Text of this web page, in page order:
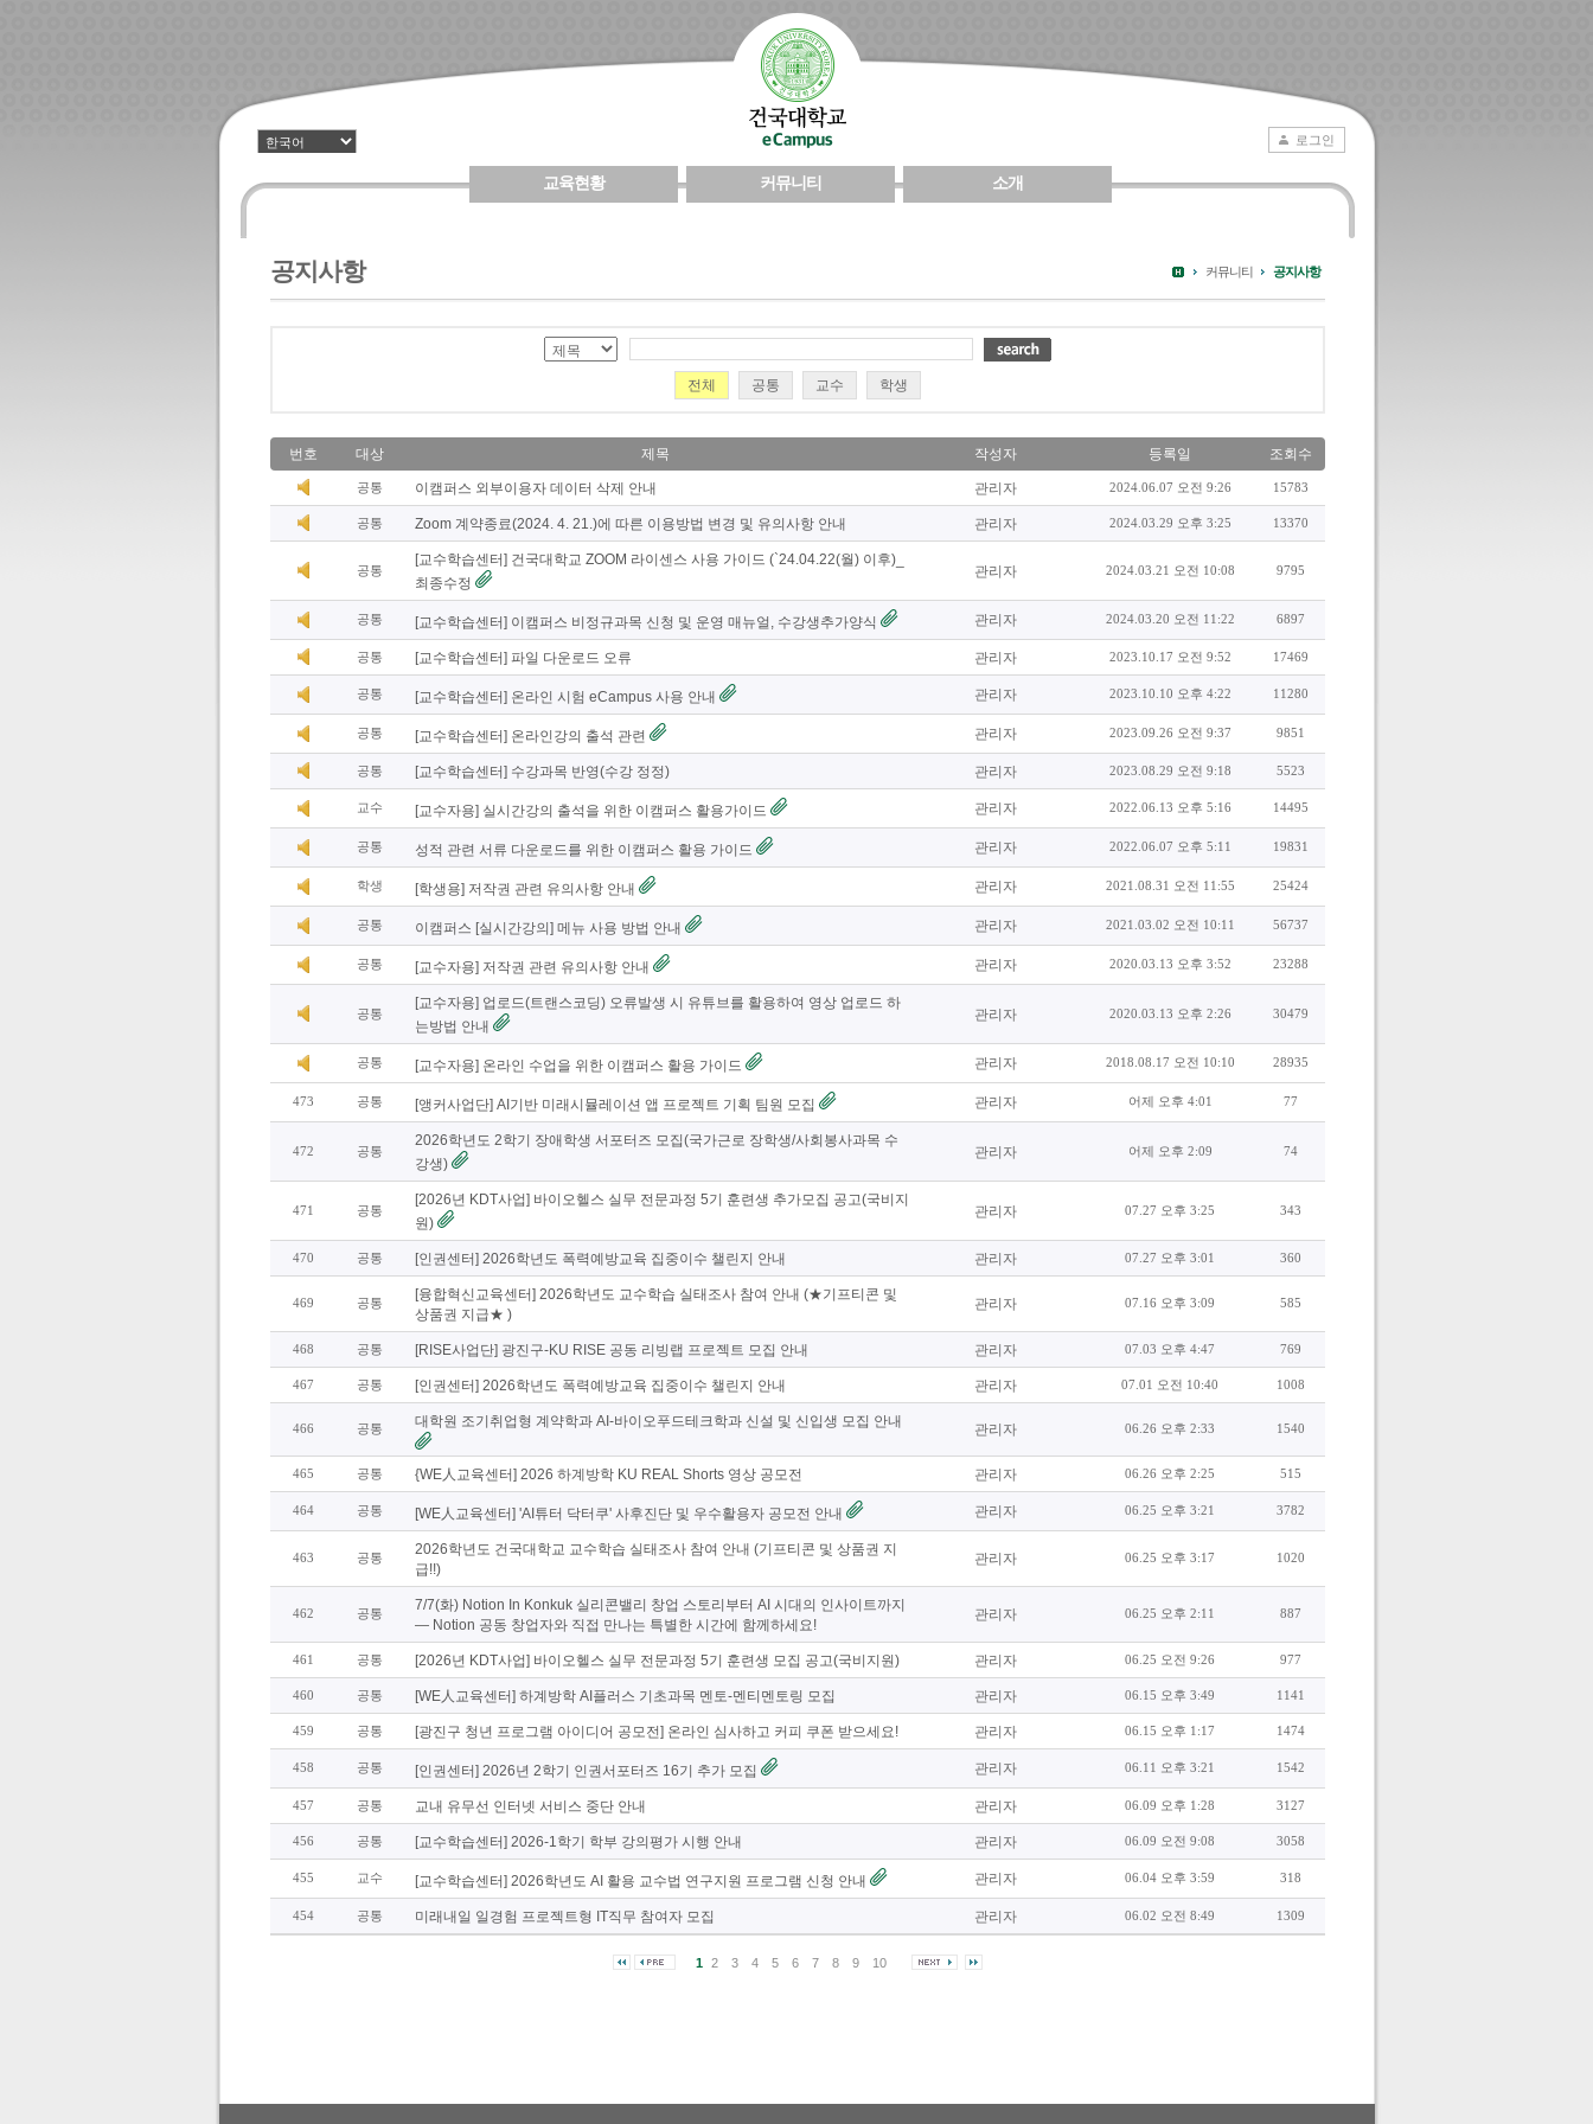
로그인
교육현황 커뮤니티 소개
커뮤니티 공지사항
공지사항
전체 공통 교수 학생
번호 대상 제목 작성자 등록일 조회수
공통 이캠퍼스 외부이용자 데이터 삭제 안내 관리자 2024.06.07 오전 9:26 15783
공통 Zoom 계약종료(2024. 4. 21.)에 따른 이용방법 변경 및 유의사항 안내 관리자 2024.03.29 오후 3:25 13370
공통
[교수학습센터] 건국대학교 ZOOM 라이센스 사용 가이드 (`24.04.22(월) 이후)_
최종수정
관리자 2024.03.21 오전 10:08 9795
공통 [교수학습센터] 이캠퍼스 비정규과목 신청 및 운영 매뉴얼, 수강생추가양식 관리자 2024.03.20 오전 11:22 6897
공통 [교수학습센터] 파일 다운로드 오류 관리자 2023.10.17 오전 9:52 17469
공통 [교수학습센터] 온라인 시험 eCampus 사용 안내 관리자 2023.10.10 오후 4:22 11280
공통 [교수학습센터] 온라인강의 출석 관련 관리자 2023.09.26 오전 9:37 9851
공통 [교수학습센터] 수강과목 반영(수강 정정) 관리자 2023.08.29 오전 9:18 5523
교수 [교수자용] 실시간강의 출석을 위한 이캠퍼스 활용가이드 관리자 2022.06.13 오후 5:16 14495
공통 성적 관련 서류 다운로드를 위한 이캠퍼스 활용 가이드 관리자 2022.06.07 오후 5:11 19831
학생 [학생용] 저작권 관련 유의사항 안내 관리자 2021.08.31 오전 11:55 25424
공통 이캠퍼스 [실시간강의] 메뉴 사용 방법 안내 관리자 2021.03.02 오전 10:11 56737
공통 [교수자용] 저작권 관련 유의사항 안내 관리자 2020.03.13 오후 3:52 23288
공통
[교수자용] 업로드(트랜스코딩) 오류발생 시 유튜브를 활용하여 영상 업로드 하
는방법 안내
관리자 2020.03.13 오후 2:26 30479
공통 [교수자용] 온라인 수업을 위한 이캠퍼스 활용 가이드 관리자 2018.08.17 오전 10:10 28935
473 공통 [앵커사업단] AI기반 미래시뮬레이션 앱 프로젝트 기획 팀원 모집 관리자 어제 오후 4:01 77
472 공통
2026학년도 2학기 장애학생 서포터즈 모집(국가근로 장학생/사회봉사과목 수
강생)
관리자 어제 오후 2:09 74
471 공통
[2026년 KDT사업] 바이오헬스 실무 전문과정 5기 훈련생 추가모집 공고(국비지
원)
관리자 07.27 오후 3:25 343
470 공통 [인권센터] 2026학년도 폭력예방교육 집중이수 챌린지 안내 관리자 07.27 오후 3:01 360
469 공통
[융합혁신교육센터] 2026학년도 교수학습 실태조사 참여 안내 (★기프티콘 및
상품권 지급★ )
관리자 07.16 오후 3:09 585
468 공통 [RISE사업단] 광진구-KU RISE 공동 리빙랩 프로젝트 모집 안내 관리자 07.03 오후 4:47 769
467 공통 [인권센터] 2026학년도 폭력예방교육 집중이수 챌린지 안내 관리자 07.01 오전 10:40 1008
466 공통 대학원 조기취업형 계약학과 AI-바이오푸드테크학과 신설 및 신입생 모집 안내 관리자 06.26 오후 2:33 1540
465 공통 {WE人교육센터] 2026 하계방학 KU REAL Shorts 영상 공모전 관리자 06.26 오후 2:25 515
464 공통 [WE人교육센터] 'AI튜터 닥터쿠' 사후진단 및 우수활용자 공모전 안내 관리자 06.25 오후 3:21 3782
463 공통
2026학년도 건국대학교 교수학습 실태조사 참여 안내 (기프티콘 및 상품권 지
급!!)
관리자 06.25 오후 3:17 1020
462 공통
7/7(화) Notion In Konkuk 실리콘밸리 창업 스토리부터 AI 시대의 인사이트까지
— Notion 공동 창업자와 직접 만나는 특별한 시간에 함께하세요!
관리자 06.25 오후 2:11 887
461 공통 [2026년 KDT사업] 바이오헬스 실무 전문과정 5기 훈련생 모집 공고(국비지원) 관리자 06.25 오전 9:26 977
460 공통 [WE人교육센터] 하계방학 AI플러스 기초과목 멘토-멘티멘토링 모집 관리자 06.15 오후 3:49 1141
459 공통 [광진구 청년 프로그램 아이디어 공모전] 온라인 심사하고 커피 쿠폰 받으세요! 관리자 06.15 오후 1:17 1474
458 공통 [인권센터] 2026년 2학기 인권서포터즈 16기 추가 모집 관리자 06.11 오후 3:21 1542
457 공통 교내 유무선 인터넷 서비스 중단 안내 관리자 06.09 오후 1:28 3127
456 공통 [교수학습센터] 2026-1학기 학부 강의평가 시행 안내 관리자 06.09 오전 9:08 3058
455 교수 [교수학습센터] 2026학년도 AI 활용 교수법 연구지원 프로그램 신청 안내 관리자 06.04 오후 3:59 318
454 공통 미래내일 일경험 프로젝트형 IT직무 참여자 모집 관리자 06.02 오전 8:49 1309
1 2 3 4 5 6 7 8 9 10